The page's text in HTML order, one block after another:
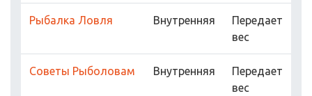
Рыбалка Ловля Внутренняя
Передает
вес
Советы Рыболовам Внутренняя
Передает
вес